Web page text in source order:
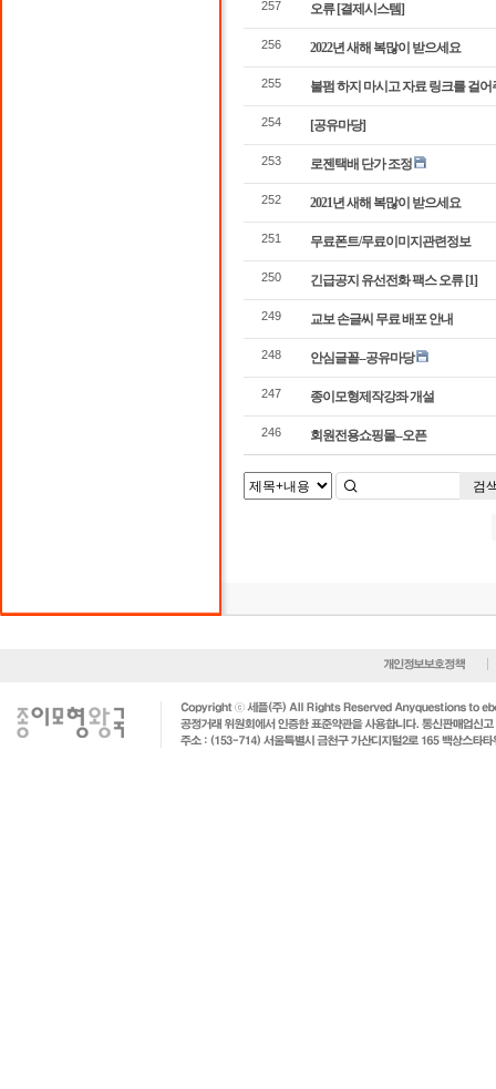
257 오류 [결제시스템]
256 2022년 새해 복많이 받으세요
255 불펌 하지 마시고 자료 링크를 걸어
254 [공유마당]
253 로젠택배 단가 조정
252 2021년 새해 복많이 받으세요
251 무료폰트/무료이미지관련정보
250 긴급공지 유선전화 팩스 오류 [1]
249 교보 손글씨 무료 배포 안내
248 안심글꼴--공유마당
247 종이모형제작강좌 개설
246 회원전용쇼핑몰--오픈
검